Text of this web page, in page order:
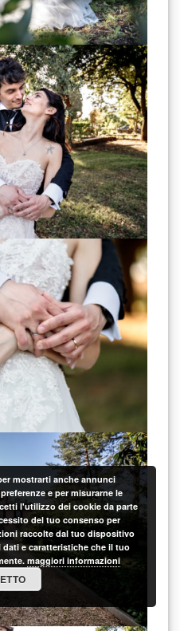
mostrarti anche annunci
e per misurarne le
l'utilizzo dei cookie da parte
del tuo consenso per
raccolte dal tuo dispositivo
e caratteristiche che il tuo
maggiori informazioni